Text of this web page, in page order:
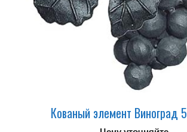
Кованый элемент Виноград